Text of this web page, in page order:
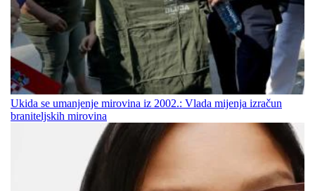
Ukida se umanjenje mirovina iz 2002.: Vlada mijenja izračun
braniteljskih mirovina